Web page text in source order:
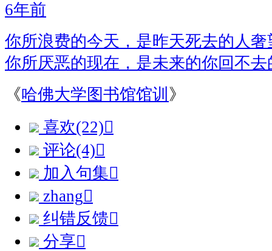
6年前
你所浪费的今天，是昨天死去的人
你所厌恶的现在，是未来的你回不去
《哈佛大学图书馆馆训 》
喜欢(22)
评论(4)
加入句集
zhang
纠错反馈
分享